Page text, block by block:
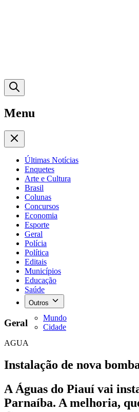
Menu
Últimas Notícias
Enquetes
Arte e Cultura
Brasil
Colunas
Concursos
Economia
Esporte
Geral
Polícia
Política
Editais
Municípios
Educação
Saúde
Outros
Mundo
Cidade
Geral
AGUA
Instalação de nova
A Águas do Piauí vai
Parnaíba. A melhoria,